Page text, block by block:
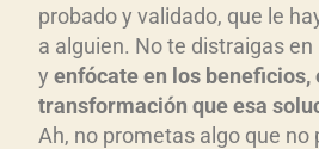
probado y validado, que le
a alguien. No te distraigas
y enfócate en los beneficios,
transformación que esa
Ah, no prometas algo que no